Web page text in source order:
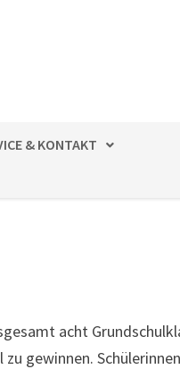
& KONTAKT
acht
gewinnen.